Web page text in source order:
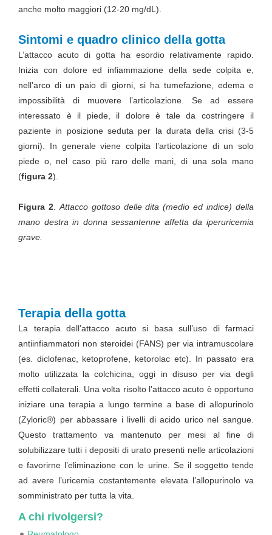
anche molto maggiori (12-20 mg/dL).
Sintomi e quadro clinico della gotta
L’attacco acuto di gotta ha esordio relativamente rapido.
Inizia con dolore ed infiammazione della sede colpita e,
nell’arco di un paio di giorni, si ha tumefazione, edema e
impossibilità di muovere l’articolazione. Se ad essere
interessato è il piede, il dolore è tale da costringere il
paziente in posizione seduta per la durata della crisi (3-5
giorni). In generale viene colpita l’articolazione di un solo
piede o, nel caso più raro delle mani, di una sola mano
(figura 2).
Figura 2. Attacco gottoso delle dita (medio ed indice) della
mano destra in donna sessantenne affetta da iperuricemia
grave.
Terapia della gotta
La terapia dell’attacco acuto si basa sull’uso di farmaci
antiinfiammatori non steroidei (FANS) per via intramuscolare
(es. diclofenac, ketoprofene, ketorolac etc). In passato era
molto utilizzata la colchicina, oggi in disuso per via degli
effetti collaterali. Una volta risolto l’attacco acuto è opportuno
iniziare una terapia a lungo termine a base di allopurinolo
(Zyloric®) per abbassare i livelli di acido urico nel sangue.
Questo trattamento va mantenuto per mesi al fine di
solubilizzare tutti i depositi di urato presenti nelle articolazioni
e favorirne l’eliminazione con le urine. Se il soggetto tende
ad avere l’uricemia costantemente elevata l’allopurinolo va
somministrato per tutta la vita.
A chi rivolgersi?